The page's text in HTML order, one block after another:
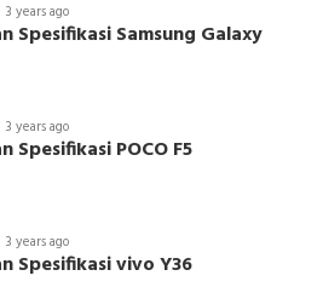
3 years ago
Spesifikasi Samsung Galaxy
3 years ago
Spesifikasi POCO F5
3 years ago
Spesifikasi vivo Y36